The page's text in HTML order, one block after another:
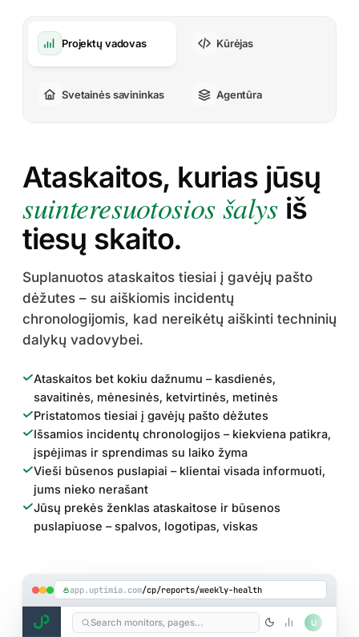
Projektų vadovas Kūrėjas
Svetainės savininkas Agentūra
Ataskaitos, kurias jūsų
suinteresuotosios šalysiš
tiesų skaito.
Suplanuotos ataskaitos tiesiai į gavėjų pašto
dėžutes – su aiškiomis incidentų
chronologijomis, kad nereikėtų aiškinti techninių
dalykų vadovybei.
Ataskaitos bet kokiu dažnumu – kasdienės,
savaitinės, mėnesinės, ketvirtinės, metinės
Pristatomos tiesiai į gavėjų pašto dėžutes
Išsamios incidentų chronologijos – kiekviena patikra,
įspėjimas ir sprendimas su laiko žyma
Vieši būsenos puslapiai – klientai visada informuoti,
jums nieko nerašant
Jūsų prekės ženklas ataskaitose ir būsenos
puslapiuose – spalvos, logotipas, viskas
app.uptimia.com/cp/reports/weekly-health
Search monitors, pages… U